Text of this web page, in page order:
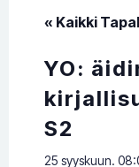
« Kaikki
YO:
S2
25 syyskuun.